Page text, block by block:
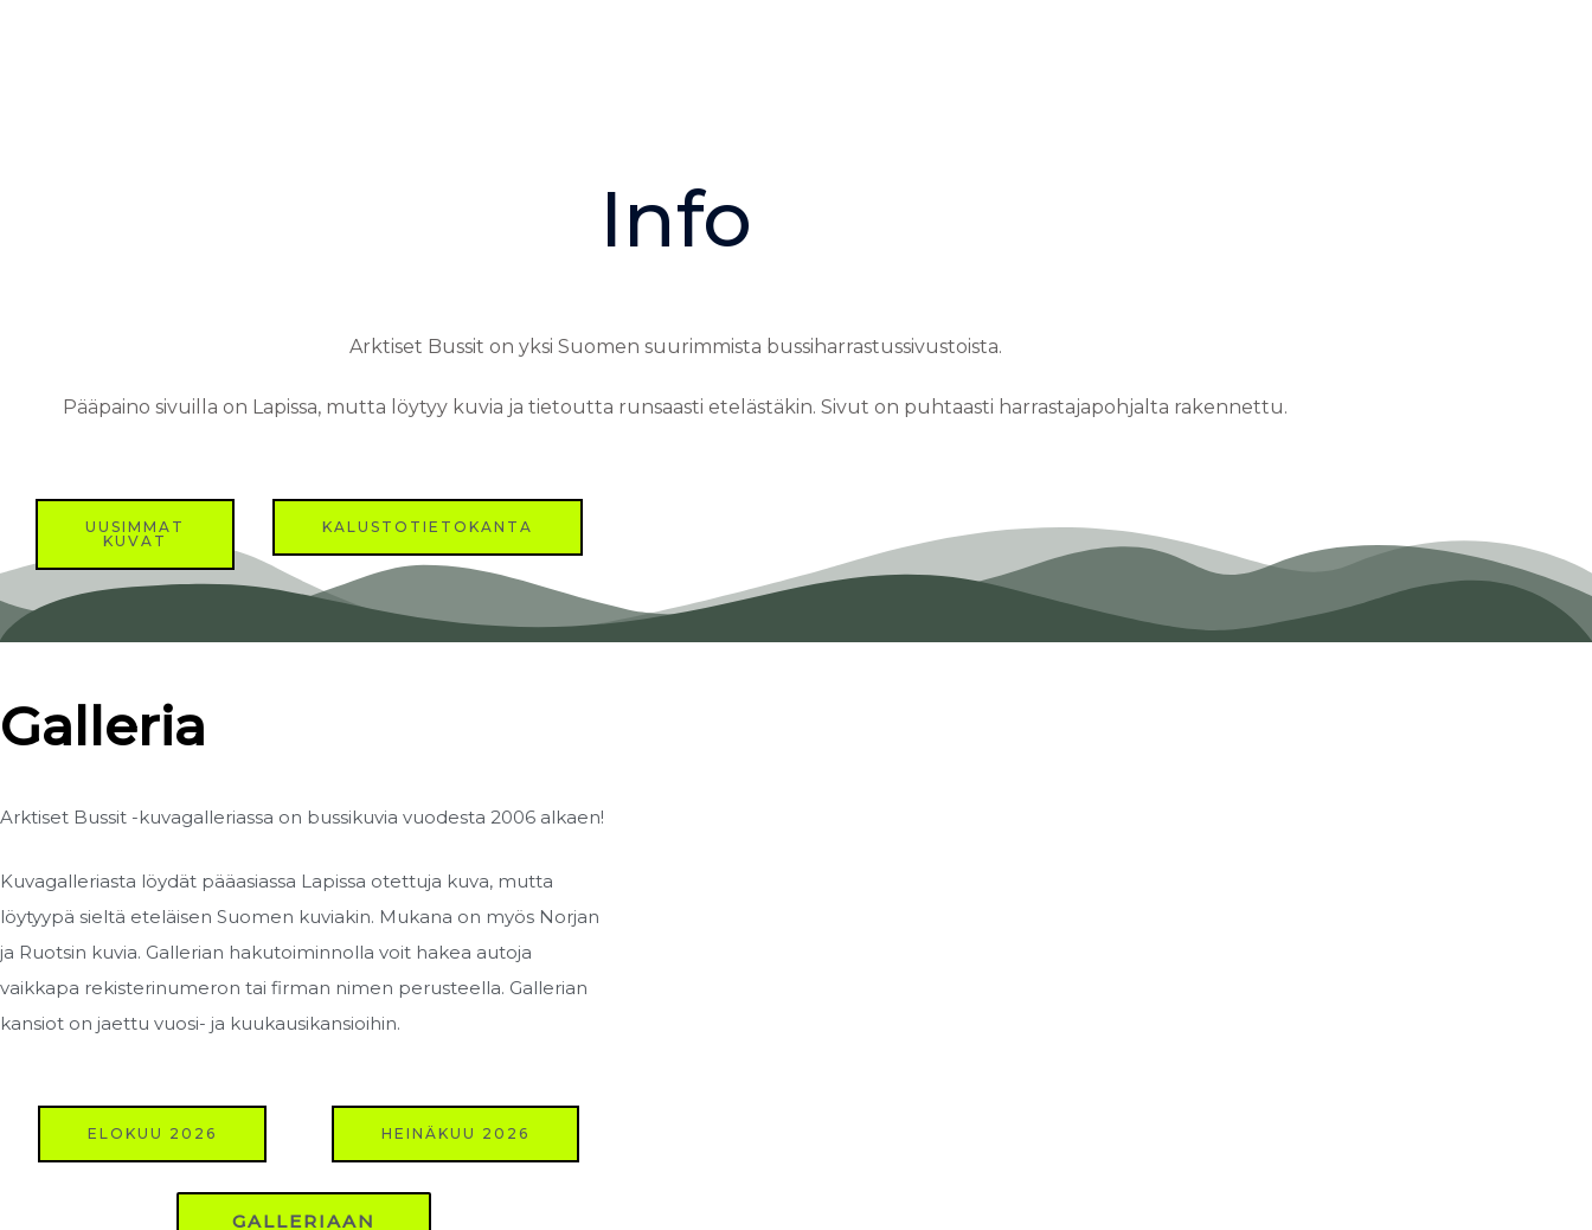
Info
Arktiset Bussit on yksi Suomen suurimmista bussiharrastussivustoista.
Pääpaino sivuilla on Lapissa, mutta löytyy kuvia ja tietoutta runsaasti etelästäkin. Sivut on puhtaasti harrastajapohjalta rakennettu.
UUSIMMAT
KUVAT
KALUSTOTIETOKANTA
Galleria​
Arktiset Bussit -kuvagalleriassa on bussikuvia vuodesta 2006 alkaen!
Kuvagalleriasta löydät pääasiassa Lapissa otettuja kuva, mutta
löytyypä sieltä eteläisen Suomen kuviakin. Mukana on myös Norjan
ja Ruotsin kuvia. Gallerian hakutoiminnolla voit hakea autoja
vaikkapa rekisterinumeron tai firman nimen perusteella. Gallerian
kansiot on jaettu vuosi- ja kuukausikansioihin.
ELOKUU 2026 HEINÄKUU 2026
GALLERIAAN